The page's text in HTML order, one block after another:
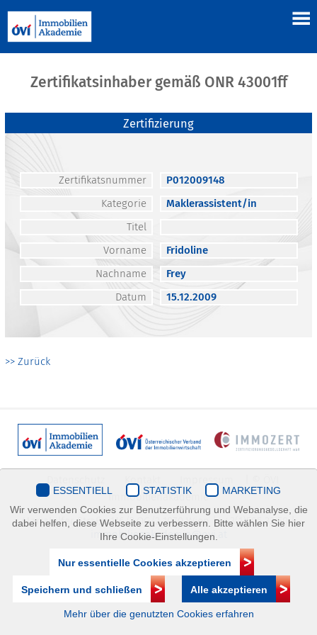
Zertifikatsinhaber gemäß ONR 43001ff
Zertifizierung
Zertifikatsnummer
P012009148
Kategorie
Maklerassistent/in
Titel
Vorname
Fridoline
Nachname
Frey
Datum
15.12.2009
>> Zurück
Immobilienakademie
Mariahilfer Straße 116/2.OG/2 1070 Wien | +43(1)505 32 50 |
immobilienakademie@ovi.at
ESSENTIELL STATISTIK
MARKETING
Wir verwenden Cookies zur Benutzerführung und Webanalyse, die
dabei helfen, diese Webseite zu verbessern. Bitte wählen Sie hier
Ihre Cookie-Einstellungen.
Nur essentielle Cookies akzeptieren
Speichern und schließen Alle akzeptieren
Mehr über die genutzten Cookies erfahren